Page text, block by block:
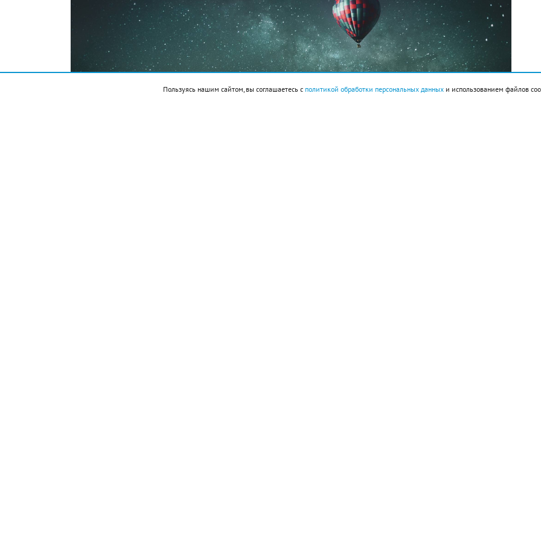
Пользуясь нашим сайтом, вы соглашаетесь с политикой обработки персональных данныхи использованием файлов